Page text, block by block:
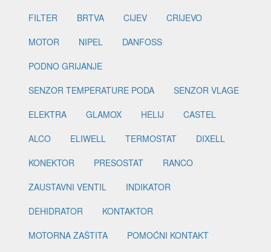
FILTER
BRTVA CIJEV
CRIJEVO
MOTOR
NIPEL
DANFOSS
PODNO GRIJANJE
SENZOR TEMPERATURE PODA
SENZOR VLAGE
ELEKTRA
GLAMOX HELIJ
CASTEL
ALCO
ELIWELL TERMOSTAT
DIXELL
KONEKTOR
PRESOSTAT
RANCO
ZAUSTAVNI VENTIL
INDIKATOR
DEHIDRATOR
KONTAKTOR
MOTORNA ZAŠTITA
POMOĆNI KONTAKT